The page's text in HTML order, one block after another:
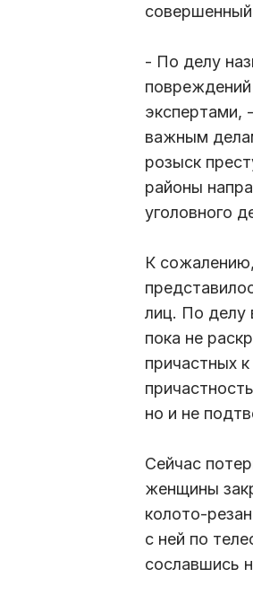
- По делу
экспертами,
важным
розыск
районы
уголовного
К
лиц. По делу
пока не
причастных
но и не
Сейчас
женщины
колото-
с ней по
сославшись